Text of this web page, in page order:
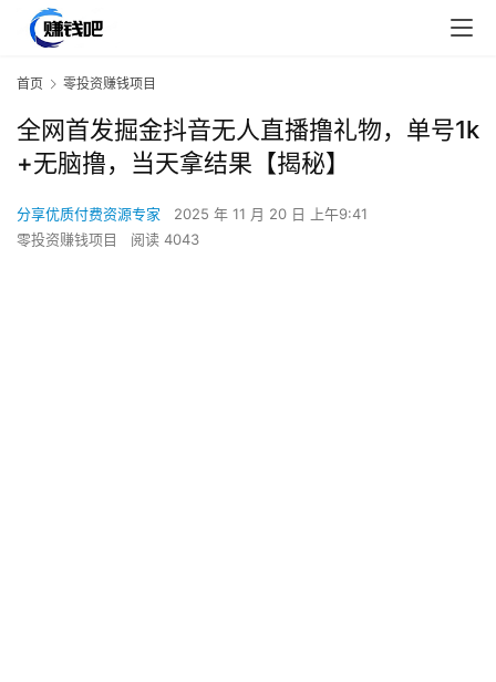
首页 零投资赚钱项目
全网首发掘金抖音无人直播撸礼物，单号1k
+无脑撸，当天拿结果【揭秘】
分享优质付费资源专家
2025 年 11 月 20 日 上午9:41
零投资赚钱项目
阅读 4043